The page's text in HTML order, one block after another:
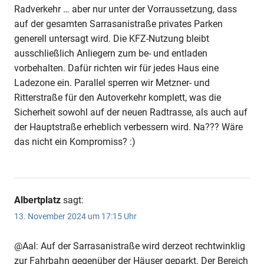
Radverkehr … aber nur unter der Vorraussetzung, dass
auf der gesamten Sarrasanistraße privates Parken
generell untersagt wird. Die KFZ-Nutzung bleibt
ausschließlich Anliegern zum be- und entladen
vorbehalten. Dafür richten wir für jedes Haus eine
Ladezone ein. Parallel sperren wir Metzner- und
Ritterstraße für den Autoverkehr komplett, was die
Sicherheit sowohl auf der neuen Radtrasse, als auch auf
der Hauptstraße erheblich verbessern wird. Na??? Wäre
das nicht ein Kompromiss? :)
Albertplatz sagt:
13. November 2024 um 17:15 Uhr
@Aal: Auf der Sarrasanistraße wird derzeot rechtwinklig
zur Fahrbahn gegenüber der Häuser geparkt. Der Bereich